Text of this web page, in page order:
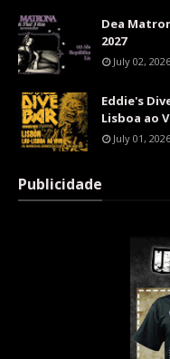
Dea
2027
July 02, 2026
Eddie's
Lisboa ao
July 01, 2026
Publicidade